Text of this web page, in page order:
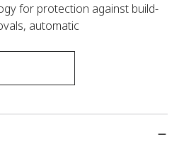
for protection against build-
automatic